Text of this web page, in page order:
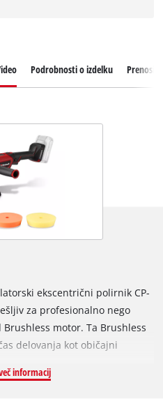
Podrobnosti o izdelku Prenosi
ekscentrični polirnik CP-
za profesionalno nego
motor. Ta Brushless
delovanja kot običajni
Kot del družine Power X-
informacij